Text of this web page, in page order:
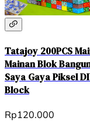
Tatajoy 200PCS
Mainan Blok
Saya Gaya Piksel
Block
Rp120.000